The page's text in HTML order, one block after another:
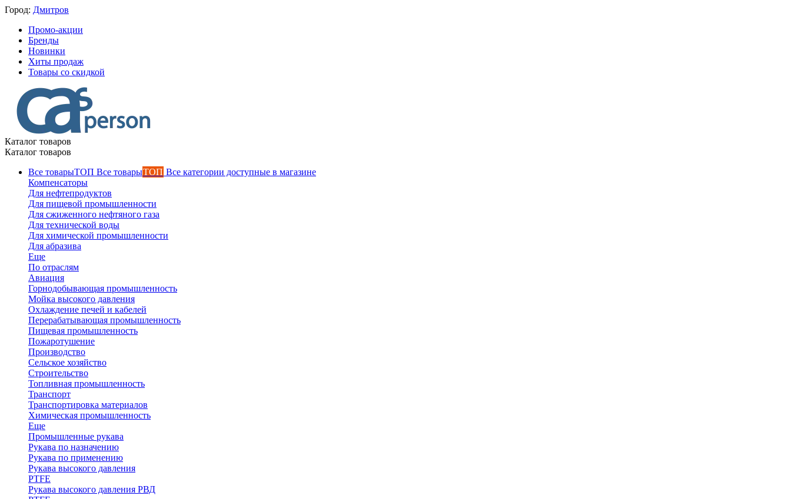
Город: Дмитров
Промо-акции
Бренды
Новинки
Хиты продаж
Товары со скидкой
Каталог товаров
Каталог товаров
Все товарыТОП Все категории доступные в магазине
Компенсаторы
Для нефтепродуктов
Для пищевой промышленности
Для сжиженного нефтяного газа
Для технической воды
Для химической промышленности
Для абразива
Еще
По отраслям
Авиация
Горнодобывающая промышленность
Мойка высокого давления
Охлаждение печей и кабелей
Перерабатывающая промышленность
Пищевая промышленность
Пожаротушение
Производство
Сельское хозяйство
Строительство
Топливная промышленность
Транспорт
Транспортировка материалов
Химическая промышленность
Еще
Промышленные рукава
Рукава по назначению
Рукава по применению
Рукава высокого давления
PTFE
Рукава высокого давления РВД